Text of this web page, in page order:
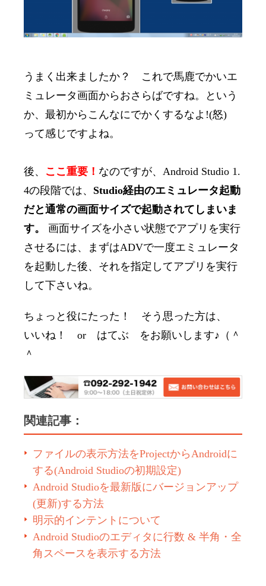
うまく出来ましたか？ これで馬鹿でかいエ
ミュレータ画面からおさらばですね。という
か、最初からこんなにでかくするなよ!(怒)
って感じですよね。
後、 ここ重要！ なのですが、Android Studio 1.
4の段階では、 Studio経由のエミュレータ起動
だと通常の画面サイズで起動されてしまいま
す。
画面サイズを小さい状態でアプリを実行
させるには、まずはADVで一度エミュレータ
を起動した後、それを指定してアプリを実行
して下さいね。
ちょっと役にたった！ そう思った方は、
いいね！ or はてぶ をお願いします♪（＾
＾
関連記事：
ファイルの表示方法をProjectからAndroidに
する(Android Studioの初期設定)
Android Studioを最新版にバージョンアップ
(更新)する方法
明示的インテントについて
Android Studioのエディタに行数 & 半角・全
角スペースを表示する方法